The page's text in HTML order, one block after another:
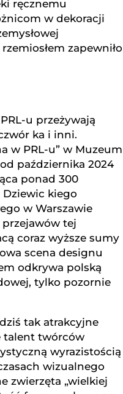
ręcznemu
w dekoracji
zapewniło
u przeżywają
ka i inni.
w PRL-u” w Muzeum
października 2024
ponad 300
kiego
w Warszawie
przejawów tej
coraz wyższe sumy
scena designu
odkrywa polską
tylko pozornie
tak atrakcyjne
talent twórców
wyrazistością
wizualnego
zwierzęta „wielkiej